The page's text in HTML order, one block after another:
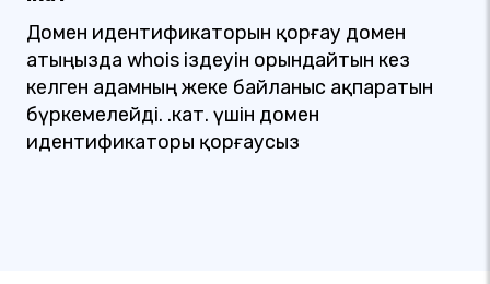
Домен идентификаторын қорғау домен
атыңызда whois іздеуін орындайтын кез
келген адамның жеке байланыс ақпаратын
бүркемелейді. .кат. үшін домен
идентификаторы қорғаусыз